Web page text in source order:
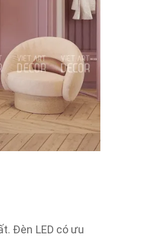
Đèn LED có ưu